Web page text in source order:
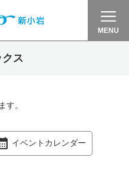
MENU
クス
す。
イベントカレンダー